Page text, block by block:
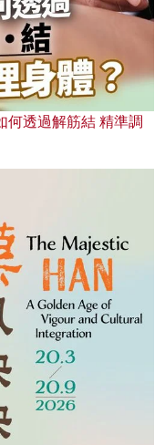
何透過解筋結 精準調